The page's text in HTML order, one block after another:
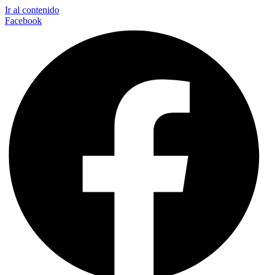
Ir al contenido
Facebook